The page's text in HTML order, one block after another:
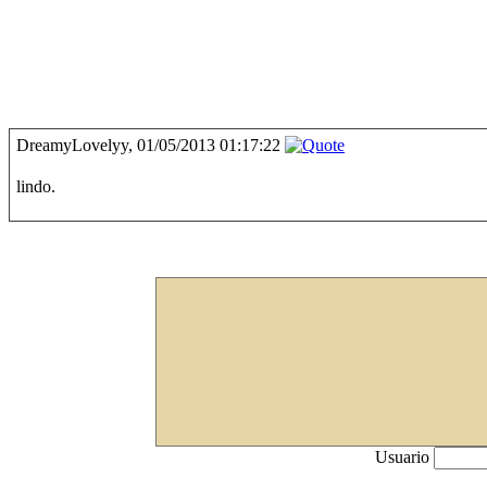
DreamyLovelyy, 01/05/2013 01:17:22
lindo.
Usuario